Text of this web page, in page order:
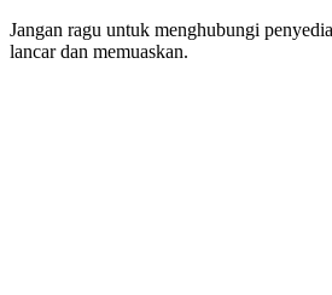
Jangan ragu untuk menghubungi
lancar dan memuaskan.